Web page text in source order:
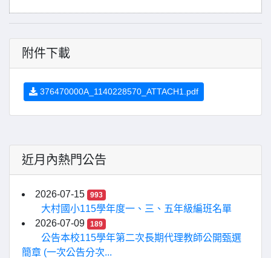
附件下載
376470000A_1140228570_ATTACH1.pdf
近月內熱門公告
2026-07-15 993
大村國小115學年度一、三、五年級編班名單
2026-07-09
189
公告本校115學年第二次長期代理教師公開甄選
簡章 (一次公告分次...